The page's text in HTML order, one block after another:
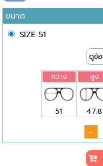
ขนาด
SIZE 51
ดูข้
กว้าง
51
สูง
47.8
-